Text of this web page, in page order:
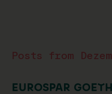
Posts from
EUROSPAR